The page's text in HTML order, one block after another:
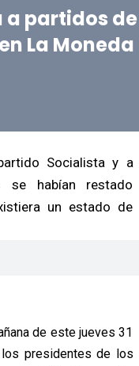
a partidos de
La Moneda
Socialista y a
se habían restado
un estado de
de este jueves 31
presidentes de los